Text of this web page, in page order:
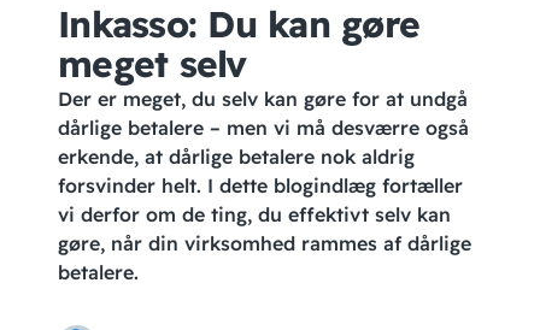
Inkasso: Du kan gøre
meget selv
Der er meget, du selv kan gøre for at undgå
dårlige betalere – men vi må desværre også
erkende, at dårlige betalere nok aldrig
forsvinder helt. I dette blogindlæg fortæller
vi derfor om de ting, du effektivt selv kan
gøre, når din virksomhed rammes af dårlige
betalere.